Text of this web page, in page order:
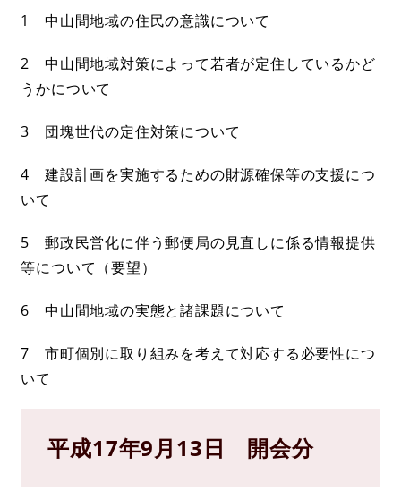
1 中山間地域の住民の意識について
2 中山間地域対策によって若者が定住しているかど
うかについて
3 団塊世代の定住対策について
4 建設計画を実施するための財源確保等の支援につ
いて
5 郵政民営化に伴う郵便局の見直しに係る情報提供
等について（要望）
6 中山間地域の実態と諸課題について
7 市町個別に取り組みを考えて対応する必要性につ
いて
平成17年9月13日 開会分